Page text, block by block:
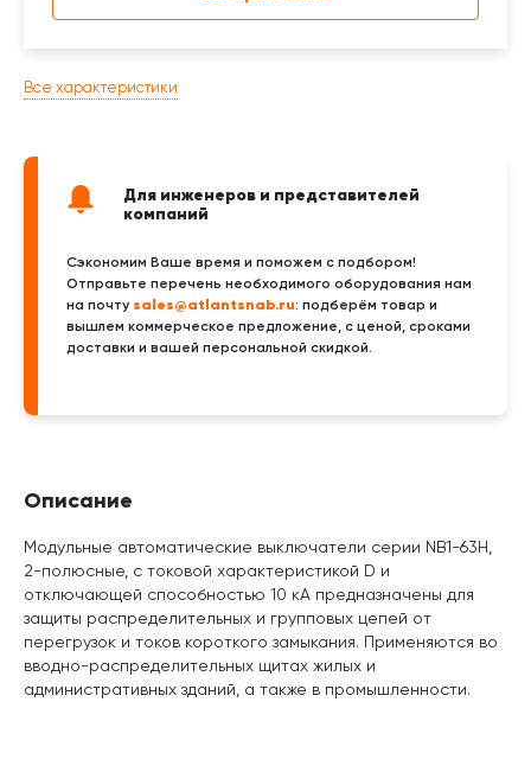
Все характеристики
Для инженеров и представителей
компаний
Сэкономим Ваше время и поможем с подбором!
Отправьте перечень необходимого оборудования нам
на почту sales@atlantsnab.ru: подберём товар и
вышлем коммерческое предложение, с ценой, сроками
доставки и вашей персональной скидкой.
Описание
Модульные автоматические выключатели серии NB1-63H,
2-полюсные, с токовой характеристикой D и
отключающей способностью 10 кА предназначены для
защиты распределительных и групповых цепей от
перегрузок и токов короткого замыкания. Применяются во
вводно-распределительных щитах жилых и
административных зданий, а также в промышленности.